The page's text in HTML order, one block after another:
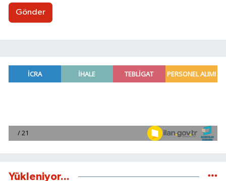
Gönder
Yükleniyor...